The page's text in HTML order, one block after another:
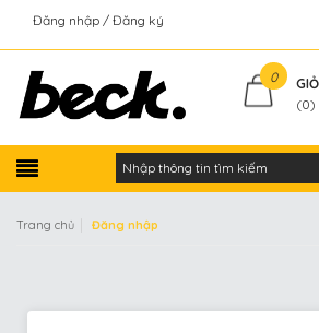
Đăng nhập Đăng ký
0
(0)
Trang chủ Đăng nhập